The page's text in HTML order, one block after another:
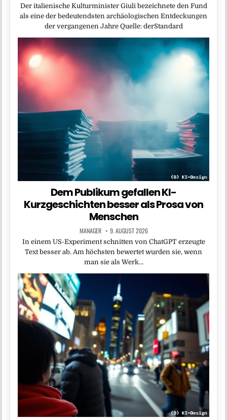
Der italienische Kulturminister Giuli bezeichnete den Fund
als eine der bedeutendsten archäologischen Entdeckungen
der vergangenen Jahre Quelle: derStandard
Dem Publikum gefallen KI-
Kurzgeschichten besser als Prosa von
Menschen
MANAGER 9. AUGUST 2026
In einem US-Experiment schnitten von ChatGPT erzeugte
Text besser ab. Am höchsten bewertet wurden sie, wenn
man sie als Werk…